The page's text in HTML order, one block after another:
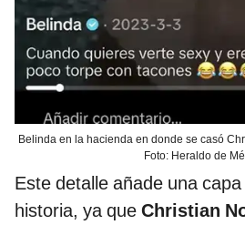
Belinda en la hacienda en donde se casó
Foto: Heraldo de
Este detalle añade una
historia, ya que Christian